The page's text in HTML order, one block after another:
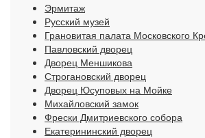
Эрмитаж
Русский музей
Грановитая палата Московского
Павловский дворец
Дворец Меншикова
Строгановский дворец
Дворец Юсуповых на Мойке
Михайловский замок
Фрески Дмитриевского собора
Екатерининский дворец